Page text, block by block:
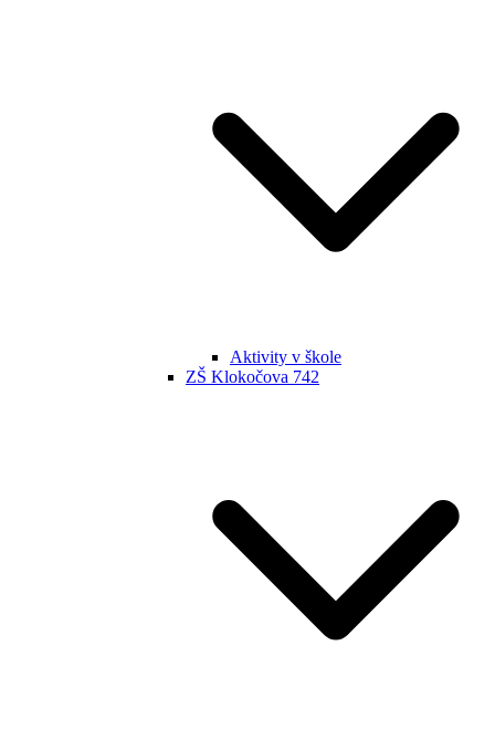
Aktivity v škole
ZŠ Klokočova 742